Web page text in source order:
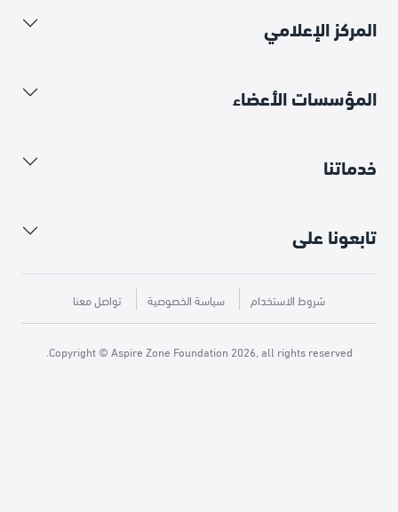
المركز الإعلامي
المؤسسات الأعضاء
خدماتنا
تابعونا على
شروط الاستخدام سياسة الخصوصية تواصل معنا
Copyright © Aspire Zone Foundation 2026, all rights reserved.